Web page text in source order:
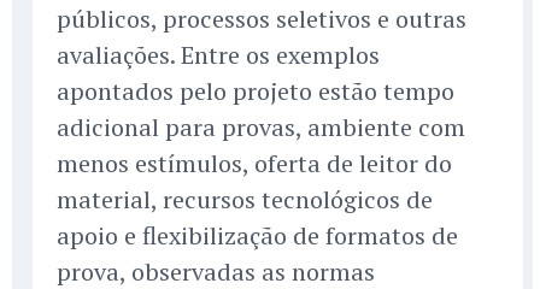
públicos, processos seletivos e outras
avaliações. Entre os exemplos
apontados pelo projeto estão tempo
adicional para provas, ambiente com
menos estímulos, oferta de leitor do
material, recursos tecnológicos de
apoio e flexibilização de formatos de
prova, observadas as normas